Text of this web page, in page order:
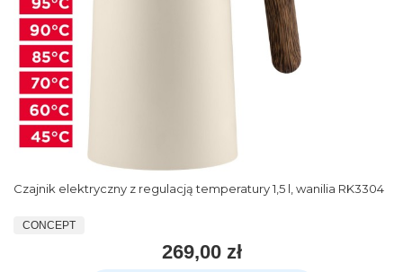
Czajnik elektryczny z regulacją temperatury 1,5 l, wanilia RK3304
CONCEPT
269,00 zł